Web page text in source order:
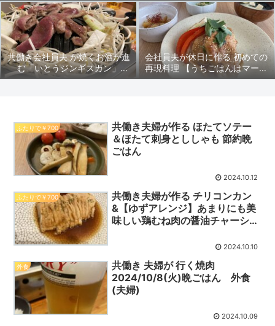
共働き会社員夫 が焼くお酒が進
む「いとうジンギスカン」
2024/9/27(金)晩ごはん
会社員夫が休日に作る 初めての
再現料理 【うちごはんはマーシ
ャもいっしょ♪】先輩の「豚ロー
ふたりで￥700
共働き夫婦が作る ほたてソテー
＆ほたて刺身とししゃも 節約晩
ごはん
2024.10.12
ふたりで￥700
共働き夫婦が作る チリコンカン
&【ゆずアレンジ】あまりにも美
味しい鶏むね肉の醤油チャーシュ
2024.10.10
外食
共働き 夫婦が 行く焼肉
2024/10/8(火)晩ごはん 外食
(夫婦)
2024.10.09